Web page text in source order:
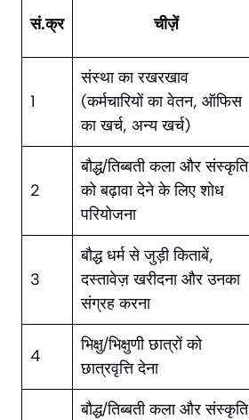
सं.क्र चीज़ें
1
संस्था का रखरखाव
(कर्मचारियों का वेतन, ऑफिस
का खर्च, अन्य खर्च)
2
बौद्ध/तिब्बती कला और संस्कृति
को बढ़ावा देने के लिए शोध
परियोजना
3
बौद्ध धर्म से जुड़ी किताबें,
दस्तावेज़ खरीदना और उनका
संग्रह करना
4
भिक्षु/भिक्षुणी छात्रों को
छात्रवृत्ति देना
बौद्ध/तिब्बती कला और संस्कृति